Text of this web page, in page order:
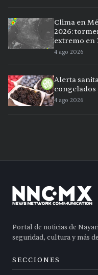
Clima en
2026:
extremo en
4 ago 2026
Alerta
congelados
4 ago 2026
Portal de noticias de
seguridad, cultura y más
SECCIONES